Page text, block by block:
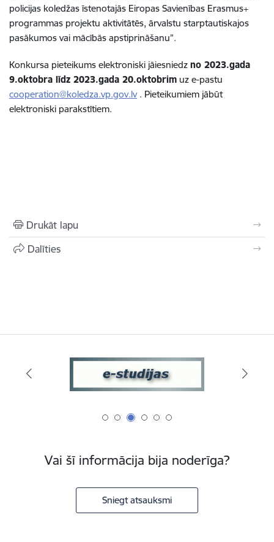
policijas koledžas īstenotajās Eiropas Savienības Erasmus+
programmas projektu aktivitātēs, ārvalstu starptautiskajos
pasākumos vai mācībās apstiprināšanu”.
Konkursa pieteikums elektroniski jāiesniedz no 2023.gada
9.oktobra līdz 2023.gada 20.oktobrim uz e-pastu
cooperation@koledza.vp.gov.lv. Pieteikumiem jābūt
elektroniski parakstītiem.
Drukāt lapu
Dalīties
Vai šī informācija bija noderīga?
Sniegt atsauksmi